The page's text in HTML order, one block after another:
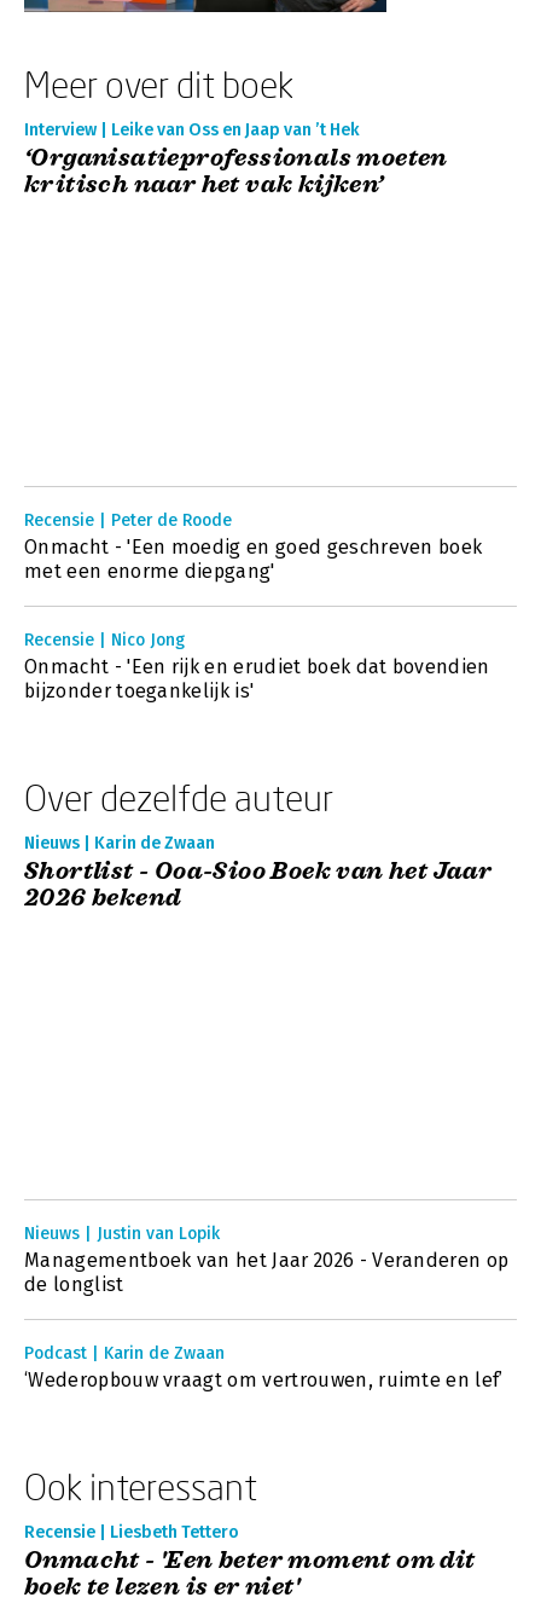
Meer over dit boek
Interview | Leike van Oss en Jaap van ’t Hek
‘Organisatieprofessionals moeten
kritisch naar het vak kijken’
Recensie | Peter de Roode
Onmacht - 'Een moedig en goed geschreven boek
met een enorme diepgang'
Recensie | Nico Jong
Onmacht - 'Een rijk en erudiet boek dat bovendien
bijzonder toegankelijk is'
Over dezelfde auteur
Nieuws | Karin de Zwaan
Shortlist - Ooa-Sioo Boek van het Jaar
2026 bekend
Nieuws | Justin van Lopik
Managementboek van het Jaar 2026 - Veranderen op
de longlist
Podcast | Karin de Zwaan
‘Wederopbouw vraagt om vertrouwen, ruimte en lef’
Ook interessant
Recensie | Liesbeth Tettero
Onmacht - 'Een beter moment om dit
boek te lezen is er niet'